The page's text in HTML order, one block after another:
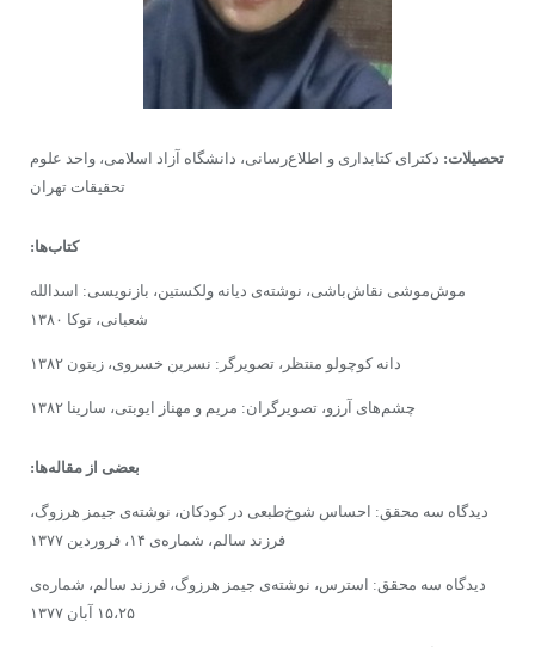
تحصیلات: دکترای کتابداری و اطلاع‌رسانی، دانشگاه آزاد اسلامی، واحد علوم
تحقیقات تهران
کتاب‌ها:
موش‌موشی نقاش‌باشی، نوشته‌ی دیانه ولکستین،‌ ‌بازنویسی: اسدالله
شعبانی، توکا ‌۱۳۸۰
دانه کوچولو منتظر، تصویرگر: نسرین خسروی،‌ زیتون ‌۱۳۸۲
چشم‌های آرزو، تصویرگران: مریم و مهناز ایوبتی، سارینا ‌۱۳۸۲
بعضی از مقاله‌ها:
دیدگاه سه محقق: احساس شوخ‌طبعی در کودکان، نوشته‌ی جیمز هرزوگ،‌
فرزند سالم، شماره‌ی ۱۴، ‌فروردین ۱۳۷۷
دیدگاه سه محقق: استرس، نوشته‌ی جیمز هرزوگ، ‌فرزند سالم، شماره‌ی
۱۵،‌۲۵ آبان ۱۳۷۷